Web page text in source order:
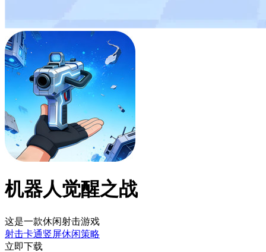
机器人觉醒之战
这是一款休闲射击游戏
射击卡通竖屏休闲策略
立即下载